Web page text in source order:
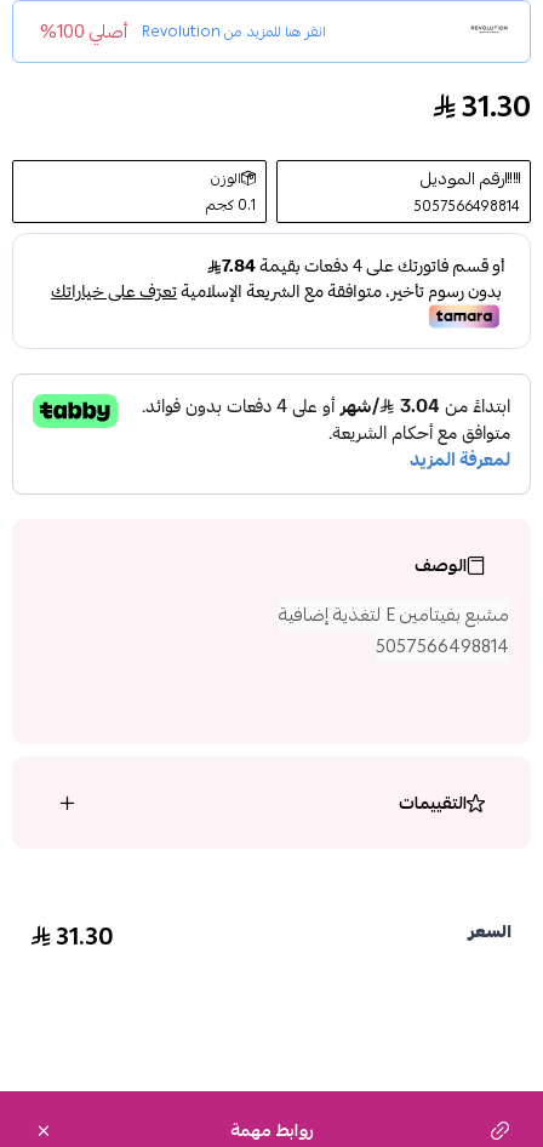
انقر هنا للمزيد منRevolution أصلي 100%
ملمع شفاه ريفوليوشن شيمر بومب جليم
31.30
رقم الموديل
5057566498814
الوزن
0.1 كجم
الوصف
مشبع بفيتامين E لتغذية إضافية
5057566498814
التقييمات
السعر 31.30
روابط مهمة